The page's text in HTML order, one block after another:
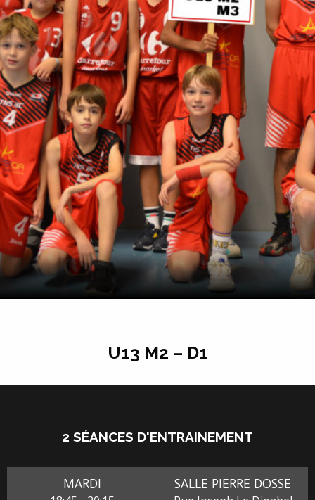
U13 M2 – D1
2 SÉANCES D'ENTRAINEMENT
MARDI SALLE PIERRE DOSSE